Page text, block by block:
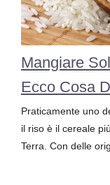
Mangiare
Ecco Cosa
Praticamente uno
il riso è il cereale
Terra. Con delle